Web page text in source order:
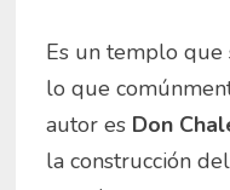
Es un templo que
lo que
autor esDon
la construcción